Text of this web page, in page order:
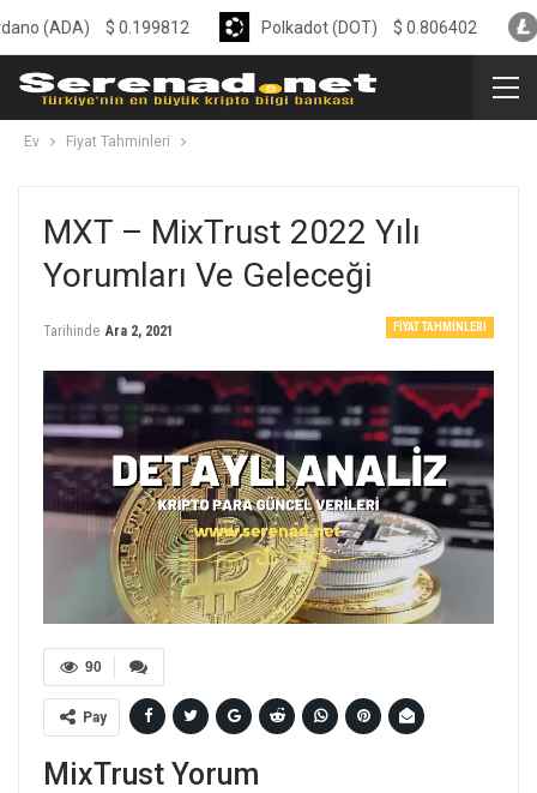
Ev Fiyat Tahminleri
MXT – MixTrust 2022 Yılı
Yorumları Ve Geleceği
FIYAT TAHMINLERI
Tarihinde Ara 2, 2021
90
Pay
MixTrust Yorum
$0.199812 Polkadot (DOT) $0.806402